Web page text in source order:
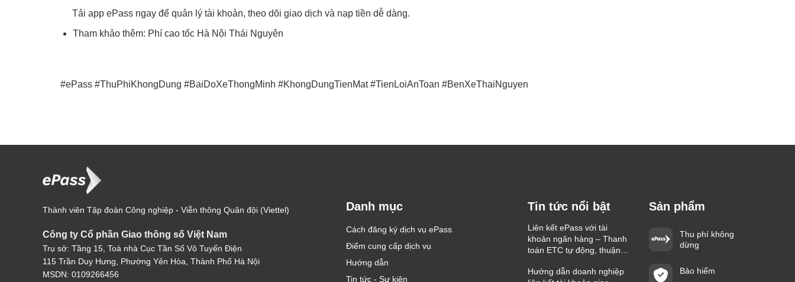
Tải app ePass ngay để quản lý tài khoản, theo dõi giao dịch và nạp tiền dễ dàng.
Tham khảo thêm: Phí cao tốc Hà Nội Thái Nguyên
#ePass #ThuPhiKhongDung #BaiDoXeThongMinh #KhongDungTienMat #TienLoiAnToan #BenXeThaiNguyen
Thành viên Tập đoàn Công nghiệp - Viễn thông Quân đội (Viettel)
Công ty Cổ phần Giao thông số Việt Nam
Trụ sở: Tầng 15, Toà nhà Cục Tần Số Vô Tuyến Điện
115 Trần Duy Hưng, Phường Yên Hòa, Thành Phố Hà Nội
MSDN: 0109266456
Danh mục
Cách đăng ký dịch vụ ePass
Điểm cung cấp dịch vụ
Hướng dẫn
Tin tức - Sự kiện
Tin tức nổi bật
Liên kết ePass với tài
khoản ngân hàng – Thanh
toán ETC tự động, thuận
Hướng dẫn doanh nghiệp
Sản phẩm
Thu phí không
dừng
Bảo hiểm